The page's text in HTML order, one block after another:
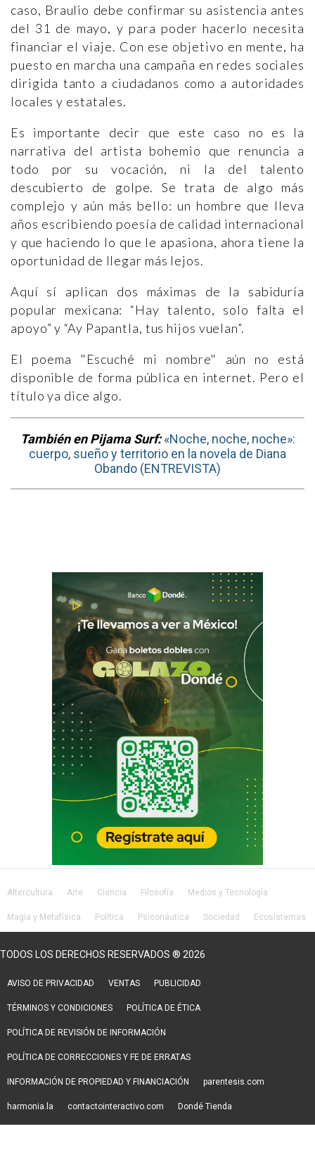
caso, Braulio debe confirmar su asistencia antes
del 31 de mayo, y para poder hacerlo necesita
financiar el viaje. Con ese objetivo en mente, ha
puesto en marcha una campaña en redes sociales
dirigida tanto a ciudadanos como a autoridades
locales y estatales.
Es importante decir que este caso no es la
narrativa del artista bohemio que renuncia a
todo por su vocación, ni la del talento
descubierto de golpe. Se trata de algo más
complejo y aún más bello: un hombre que lleva
años escribiendo poesía de calidad internacional
y que haciendo lo que le apasiona, ahora tiene la
oportunidad de llegar más lejos.
Aquí sí aplican dos máximas de la sabiduría
popular mexicana: “Hay talento, solo falta el
apoyo” y “Ay Papantla, tus hijos vuelan”.
El poema "Escuché mi nombre" aún no está
disponible de forma pública en internet. Pero el
título ya dice algo.
También en Pijama Surf:«Noche, noche, noche»:
cuerpo, sueño y territorio en la novela de Diana
Obando (ENTREVISTA)
Altercultura Arte Ciencia Filosofía Medios y Tecnología
Magia y Metafísica Política Psiconáutica Sociedad Ecosistemas
TODOS LOS DERECHOS RESERVADOS ® 2026
AVISO DE PRIVACIDAD VENTAS PUBLICIDAD
TÉRMINOS Y CONDICIONES POLÍTICA DE ÉTICA
POLÍTICA DE REVISIÓN DE INFORMACIÓN
POLÍTICA DE CORRECCIONES Y FE DE ERRATAS
INFORMACIÓN DE PROPIEDAD Y FINANCIACIÓN parentesis.com
harmonia.la contactointeractivo.com Dondé Tienda